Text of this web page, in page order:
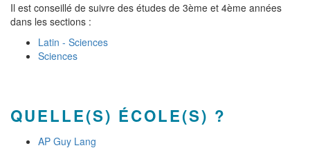
Il est conseillé de suivre des études de 3ème et 4ème années
dans les sections :
Latin - Sciences
Sciences
QUELLE(S) ÉCOLE(S) ?
AP Guy Lang